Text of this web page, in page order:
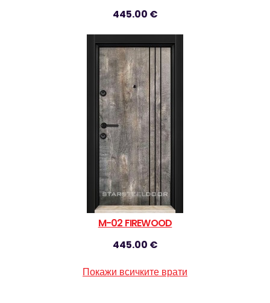
445.00 €
M-02 FIREWOOD
445.00 €
Покажи всичките врати